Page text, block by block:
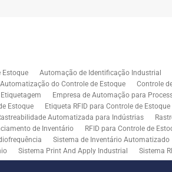
Estoque Automação de Identificação Industrial
Automatização do Controle de Estoque
Controle
Empresa de Automação para
Estoque Etiqueta RFID para Controle de Estoque
Automatizada para Indústrias
de Inventário RFID para Controle de
Sistema de Inventário Automatizado
Sistema Print And Apply Industrial Sistema
Soluções de Impressão e Aplicação de Etiquetas